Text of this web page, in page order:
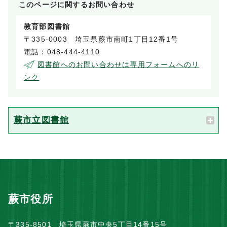
このページに関するお問い合わせ
教育部図書館
〒335-0003 埼玉県蕨市南町1丁目12番1号
電話：048-444-4110
図書館へのお問い合わせは専用フォームへのリ
ンク
蕨市立図書館
蕨市役所
〒335-8501 埼玉県蕨市中央5丁目14番15号